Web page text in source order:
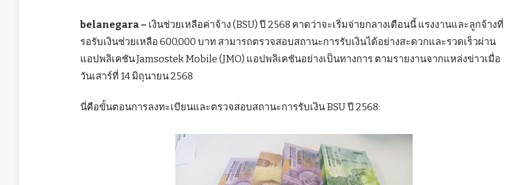
belanegara – เงินช่วยเหลือค่าจ้าง (BSU) ปี 2568 คาดว่าจะเริ่มจ่ายกลางเดือนนี้ แรงงานและลูกจ้างที่
รอรับเงินช่วยเหลือ 600,000 บาท สามารถตรวจสอบสถานะการรับเงินได้อย่างสะดวกและรวดเร็วผ่าน
แอปพลิเคชัน Jamsostek Mobile (JMO) แอปพลิเคชันอย่างเป็นทางการ ตามรายงานจากแหล่งข่าวเมื่อ
วันเสาร์ที่ 14 มิถุนายน 2568
นี่คือขั้นตอนการลงทะเบียนและตรวจสอบสถานะการรับเงิน BSU ปี 2568: